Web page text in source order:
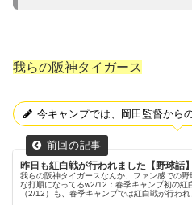
我らの阪神タイガース
今キャンプでは、岡田監督から
昨日も紅白戦が行われました【野球話】
我らの阪神タイガースなんか、ファン感での野
な打順になってるw2/12：春季キャンプ初の紅
（2/12）も、春季キャンプでは紅白戦が行われ